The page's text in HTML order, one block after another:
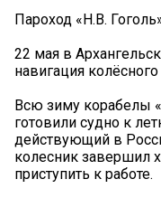
Пароход «Н.В.
22 мая в
навигация
Всю зиму корабелы
готовили судно к
действующий в
колесник завершил
приступить к работе.